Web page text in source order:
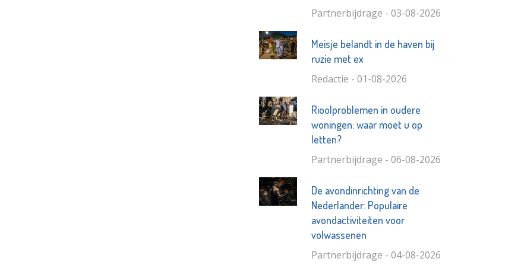
Partnerbijdrage - 03-08-2026
Meisje belandt in de haven bij
ruzie met ex
Redactie - 01-08-2026
Rioolproblemen in oudere
woningen: waar moet u op
letten?
Partnerbijdrage - 06-08-2026
De avondinrichting van de
Nederlander: Populaire
avondactiviteiten voor
volwassenen
Partnerbijdrage - 04-08-2026